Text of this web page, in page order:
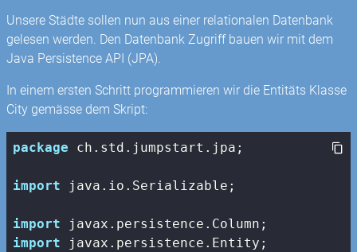
Unsere Städte sollen nun aus einer relationalen Datenbank
gelesen werden. Den Datenbank Zugriff bauen wir mit dem
Java Persistence API (JPA).
In einem ersten Schritt programmieren wir die Entitäts Klasse
City gemässe dem Skript:
package ch.std.jumpstart.jpa;
import java.io.Serializable;
import
import